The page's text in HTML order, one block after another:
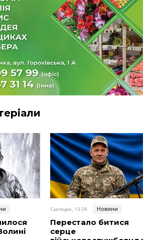
Сьогодні, 13:54 Новини
Перестало битися
серце